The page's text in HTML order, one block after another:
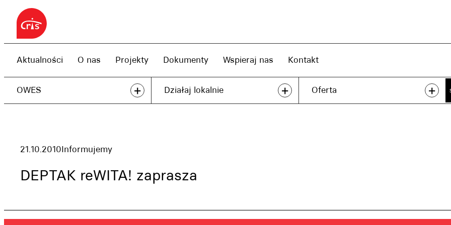
Przejdź
treści
Aktualności O nas Projekty Dokumenty Wspieraj nas Kontakt
OWES + Działaj lokalnie + Oferta +
21.10.2010Informujemy
DEPTAK reWITA! zaprasza